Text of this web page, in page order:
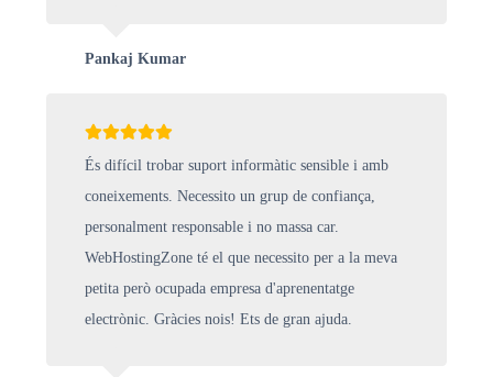
Pankaj Kumar
És difícil trobar suport informàtic sensible i amb
coneixements. Necessito un grup de confiança,
personalment responsable i no massa car.
WebHostingZone té el que necessito per a la meva
petita però ocupada empresa d'aprenentatge
electrònic. Gràcies nois! Ets de gran ajuda.